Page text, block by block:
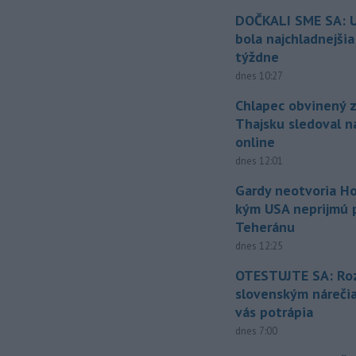
DOČKALI SME SA:
bola
týždne
dnes 10:27
Chlapec obvinený
Thajsku sledoval
online
dnes 12:01
Gardy neotvoria
kým USA neprijmú
Teheránu
dnes 12:25
OTESTUJTE SA:
slovenským
vás potrápia
dnes 7:00